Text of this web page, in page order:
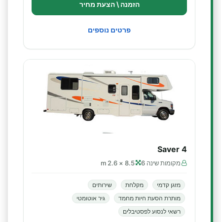
הזמנה \ הצעת מחיר
פרטים נוספים
Saver 4
מקומות שינה 6 8.5 × 2.6 m
מזגן קדמי מקלחת
שירותים
מותרת הסעת חיות מחמד
גיר אוטומטי
רשאי לנסוע לפסטיבלים